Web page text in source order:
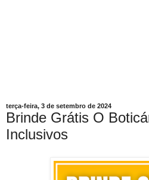
terça-feira, 3 de setembro de 2024
Brinde Grátis O
Inclusivos